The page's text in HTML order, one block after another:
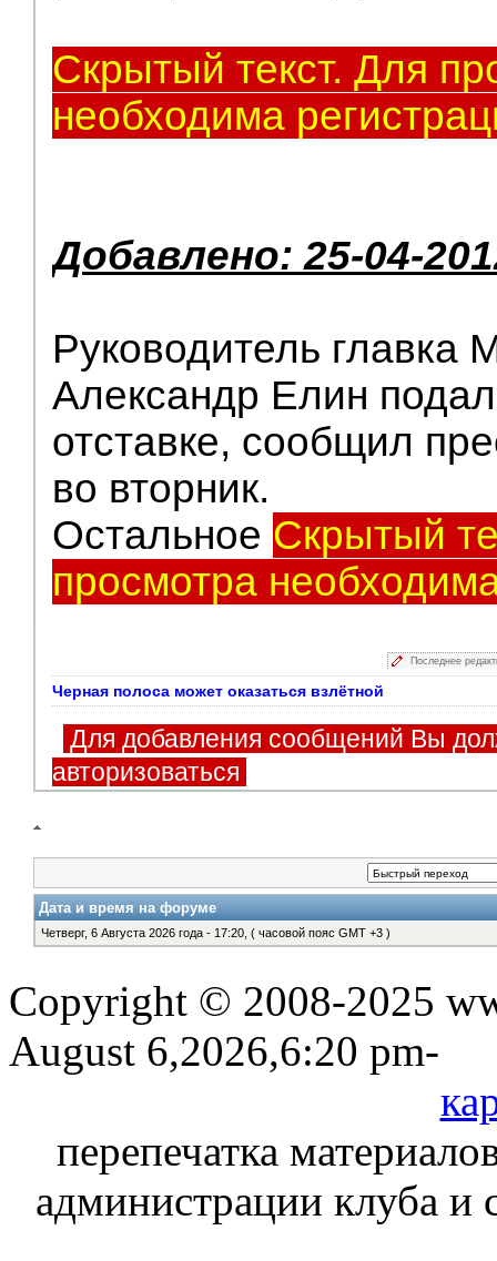
Скрытый текст. Для
необходима
Добавлено: 25-04-
Руководитель главка
Александр Елин
отставке, сообщил
во вторник.
Остальное Скрытый
просмотра
Последнее
Черная полоса может оказаться взлётной
Для добавления сообщений Вы
авторизоваться
Дата и время на форуме
Четверг, 6 Августа 2026 года - 17:20, ( часовой пояс GMT +3 )
Copyright © 2008-2025
August 6,2026,6:20 pm-
перепечатка
администрации клуба и